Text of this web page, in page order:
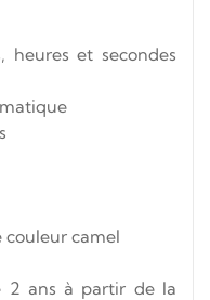
heures et secondes
couleur camel
2 ans à partir de la